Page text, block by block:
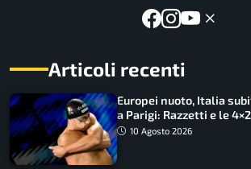
Articoli recenti
Europei nuoto, Italia
a Parigi: Razzetti e le
Quadarella domina gli
10 Agosto 2026